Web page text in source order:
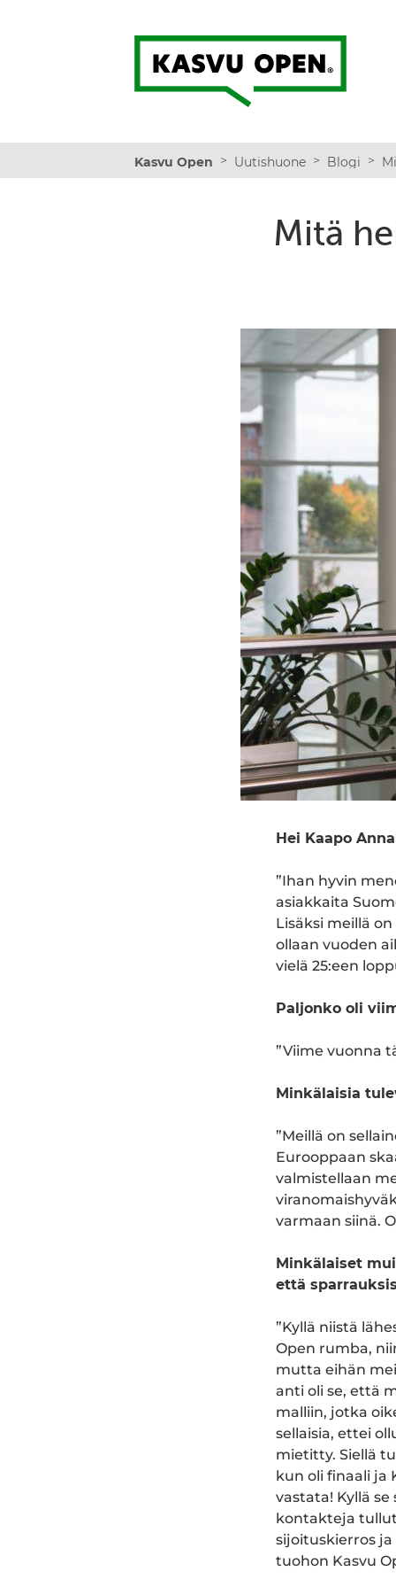
Kasvu Open
Kasvu Open > Uutishuone > Blogi >
Mitä
Hei Kaapo
”Ihan hyvin
asiakkaita
Lisäksi meillä
ollaan vuoden
vielä 25:een
Paljonko oli
”Viime vuonna
Minkälaisia
”Meillä on
Eurooppaan
valmistellaan
varmaan siinä.
Minkälaiset
että
”Kyllä niistä
Open rumba,
mutta eihän
anti oli se, että
malliin, jotka
sellaisia, ettei
mietitty. Siellä
kun oli finaali ja
vastata! Kyllä
kontakteja
sijoituskierros
tuohon Kasvu